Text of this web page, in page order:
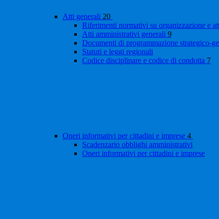
Atti generali 20
Riferimenti normativi su organizzazione e
Atti amministrativi generali 9
Documenti di programmazione strategico-
Statuti e leggi regionali
Codice disciplinare e codice di condotta 7
Oneri informativi per cittadini e imprese 4
Scadenzario obblighi amministrativi
Oneri informativi per cittadini e imprese